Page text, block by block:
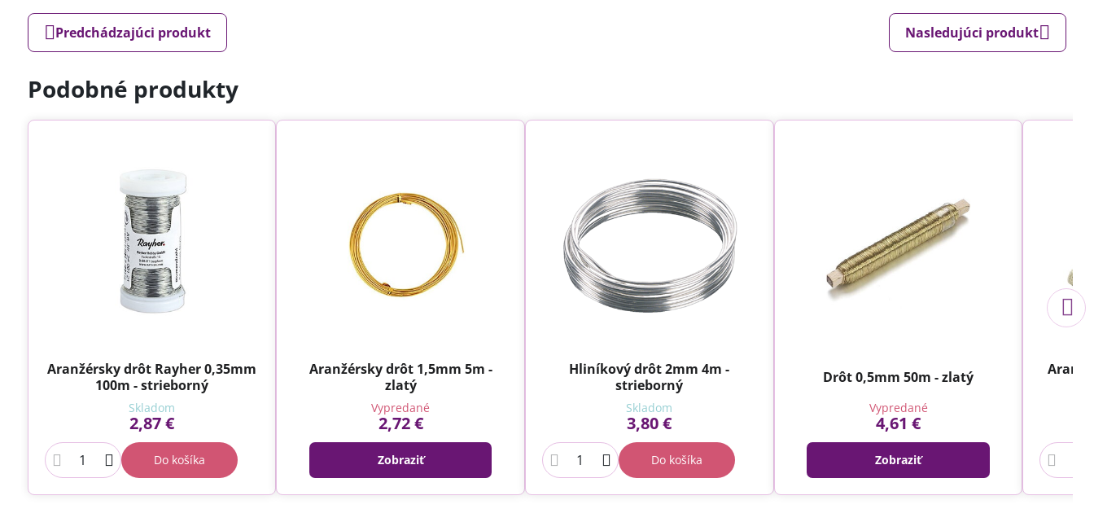
Predchádzajúci produkt Nasledujúci produkt
Podobné produkty
Aranžérsky drôt Rayher 0,35mm
100m - strieborný
Skladom
2,87 €
Do košíka
Aranžérsky drôt 1,5mm 5m -
zlatý
Vypredané
2,72 €
Zobraziť
Hliníkový drôt 2mm 4m -
strieborný
Skladom
3,80 €
Do košíka
Drôt 0,5mm 50m - zlatý
Vypredané
4,61 €
Zobraziť